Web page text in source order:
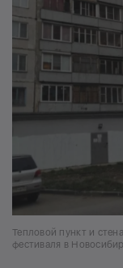
Тепловой пункт и
фестиваля в